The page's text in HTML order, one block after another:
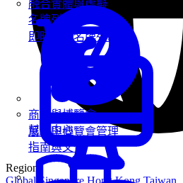
名牌列印
即時客製名牌列印
融合實體與虛擬
商展與博覽會
展覽與博覽會管理
幫助中心
指南與文件
Region
Global
Singapore Hong Kong Taiwan